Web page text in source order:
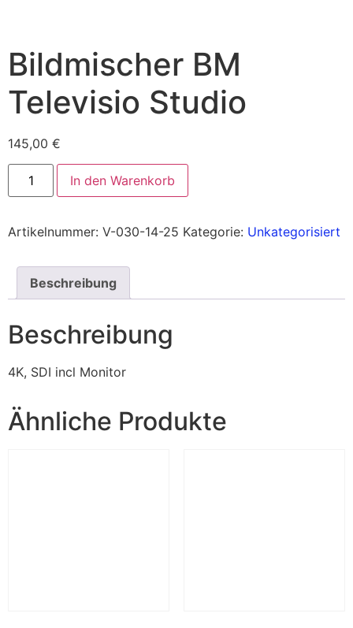
Bildmischer BM
Televisio Studio
145,00 €
In den Warenkorb
Artikelnummer: V-030-14-25 Kategorie: Unkategorisiert
Beschreibung
Beschreibung
4K, SDI incl Monitor
Ähnliche Produkte